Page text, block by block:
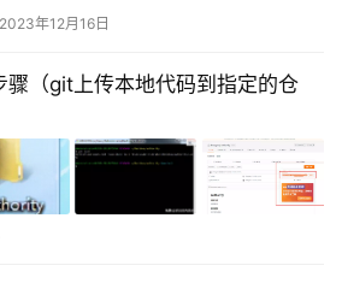
2023年12月16日
（git上传本地代码到指定的仓